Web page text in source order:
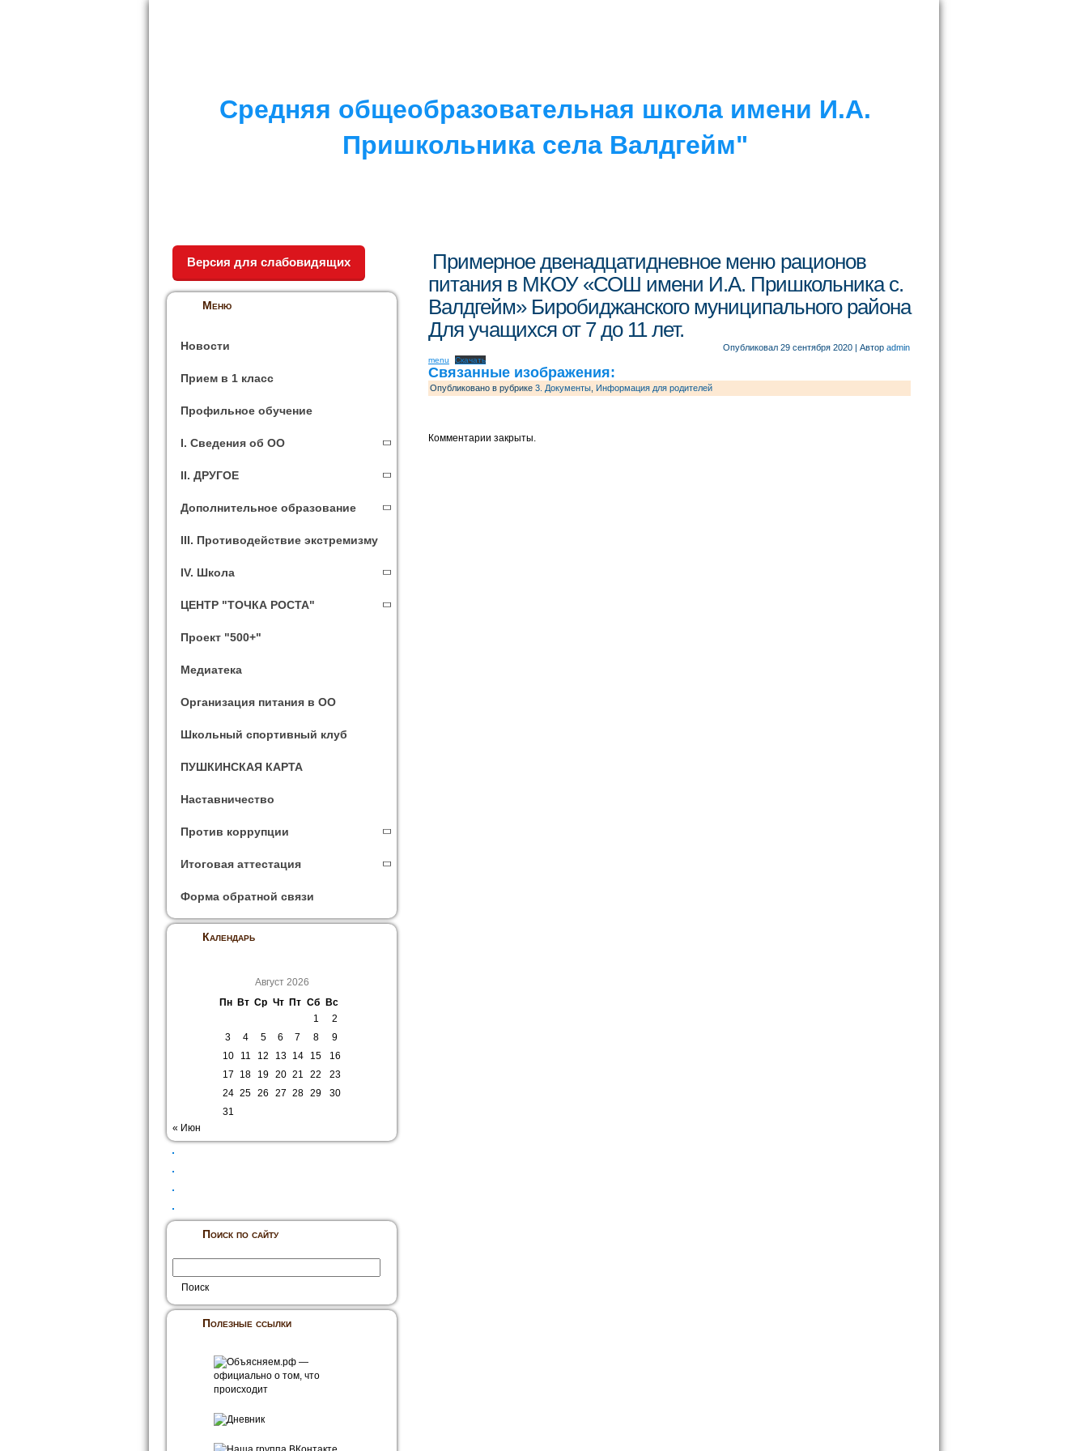
Средняя общеобразовательная школа имени И.А.
Пришкольника села Валдгейм"
Версия для слабовидящих
Меню
Новости
Прием в 1 класс
Профильное обучение
I. Сведения об ОО
II. ДРУГОЕ
Дополнительное образование
III. Противодействие экстремизму
IV. Школа
ЦЕНТР "ТОЧКА РОСТА"
Проект "500+"
Медиатека
Организация питания в ОО
Школьный спортивный клуб
ПУШКИНСКАЯ КАРТА
Наставничество
Против коррупции
Итоговая аттестация
Форма обратной связи
Календарь
Август 2026
Пн
Вт Ср Чт Пт Сб
Вс
1
2
3
4 5 6 7 8
9
10
11 12 13 14 15
16
17
18 19 20 21 22
23
24 25 26 27 28 29
30
31
« Июн
Поиск по сайту
Полезные ссылки
Примерное двенадцатидневное меню рационов
питания в МКОУ «СОШ имени И.А. Пришкольника с.
Валдгейм» Биробиджанского муниципального района
Для учащихся от 7 до 11 лет.
Опубликовал 29 сентября 2020 | Автор admin
menu Скачать
Связанные изображения:
Опубликовано в рубрике 3. Документы Информация для родителей
Комментарии закрыты.